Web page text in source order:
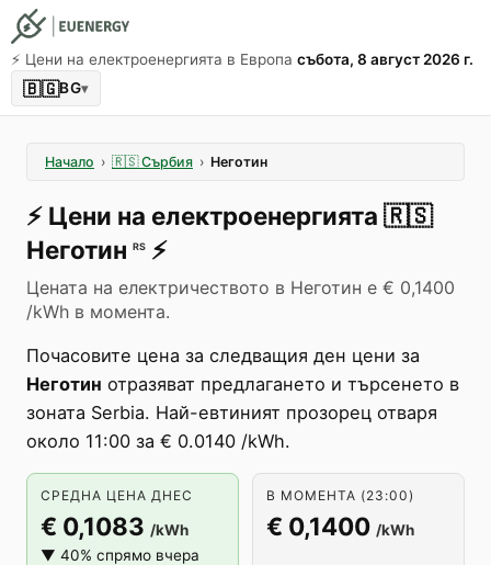
⚡️ Цени на електроенергията в Европа събота, 8 август 2026 г.
🇧🇬BG▾
Начало › 🇷🇸 Сърбия › Неготин
⚡️ Цени на електроенергията 🇷🇸
Неготин RS ⚡️
Цената на електричеството в Неготин е € 0,1400
/kWh в момента.
Почасовите цена за следващия ден цени за
Неготин отразяват предлагането и търсенето в
зоната Serbia. Най-евтиният прозорец отваря
около 11:00 за € 0.0140 /kWh.
СРЕДНА ЦЕНА ДНЕС
€ 0,1083 /kWh
▼ 40% спрямо вчера
В МОМЕНТА (23:00)
€ 0,1400 /kWh